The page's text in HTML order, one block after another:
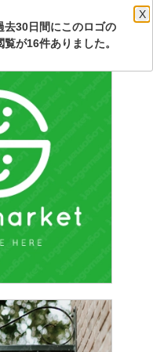
去30日間にこのロゴの
X
覧が16件ありました。